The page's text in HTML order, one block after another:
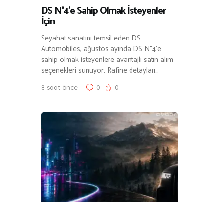
DS N°4’e Sahip Olmak İsteyenler
İçin
Seyahat sanatını temsil eden DS
Automobiles, ağustos ayında DS N°4’e
sahip olmak isteyenlere avantajlı satın alım
seçenekleri sunuyor. Rafine detayları…
8 saat önce 0 0